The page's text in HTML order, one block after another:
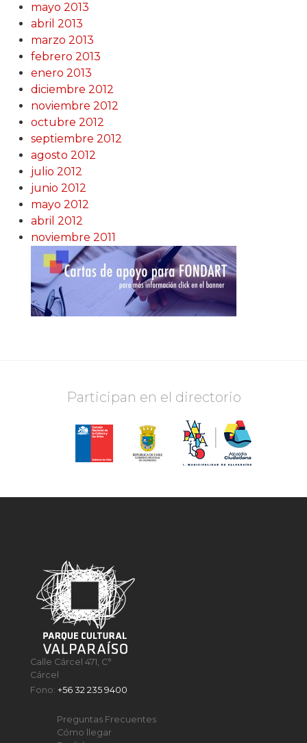
mayo 2013
abril 2013
marzo 2013
febrero 2013
enero 2013
diciembre 2012
noviembre 2012
octubre 2012
septiembre 2012
agosto 2012
julio 2012
junio 2012
mayo 2012
abril 2012
noviembre 2011
Participan en el directorio
Calle Cárcel 471, C°
Cárcel
Fono:+56 32 235 9400
Preguntas Frecuentes
Cómo llegar